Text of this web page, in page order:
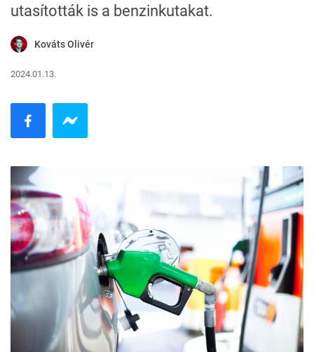
utasították is a benzinkutakat.
Kováts Olivér
2024.01.13.